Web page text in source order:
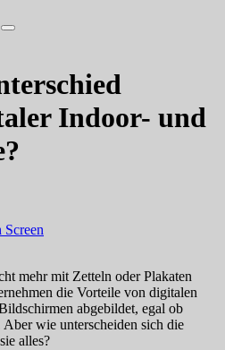
Indoor- und
Screen
mehr mit Zetteln oder Plakaten
die Vorteile von digitalen
abgebildet, egal ob
wie unterscheiden sich die
alles?